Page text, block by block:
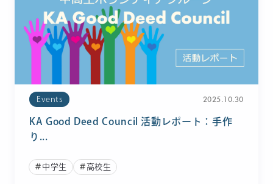
Events 2025.10.30
KA Good Deed Council 活動レポート：手作
り...
中学生 高校生